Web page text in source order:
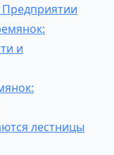
и
лестницы